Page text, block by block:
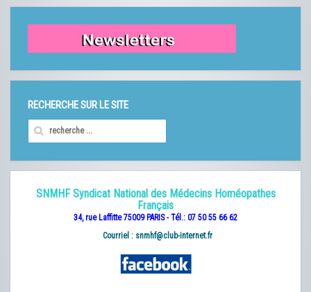
RECHERCHE SUR LE SITE
SNMHF Syndicat National des Médecins Homéopathes
Français
34, rue Laffitte 75009 PARIS - Tél.: 07 50 55 66 62
Courriel : snmhf@club-internet.fr